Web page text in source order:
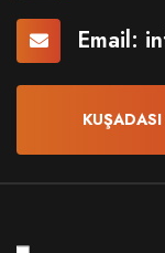
Email: